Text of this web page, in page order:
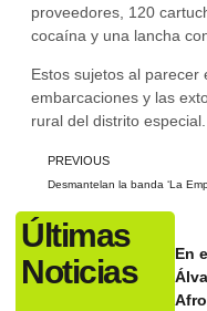
proveedores, 120
cocaína y una lancha
Estos sujetos al
embarcaciones y las
rural del distrito especial.
PREVIOUS
Últimas
Noticias
En